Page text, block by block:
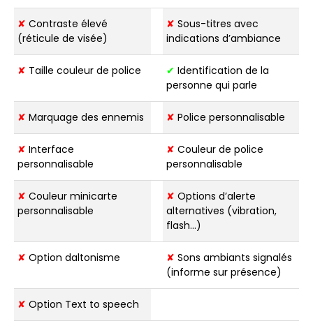
✘ Contraste élevé
(réticule de visée)
✘ Sous-titres avec
indications d’ambiance
✘ Taille couleur de police ✔ Identification de la
personne qui parle
✘ Marquage des ennemis ✘ Police personnalisable
✘ Interface
personnalisable
✘ Couleur de police
personnalisable
✘ Couleur minicarte
personnalisable
✘ Options d’alerte
alternatives (vibration,
flash…)
✘ Option daltonisme ✘ Sons ambiants signalés
(informe sur présence)
✘ Option Text to speech